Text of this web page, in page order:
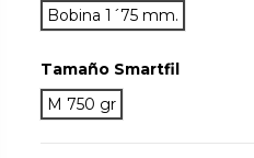
Bobina 1´75 mm.
Tamaño Smartfil
M 750 gr